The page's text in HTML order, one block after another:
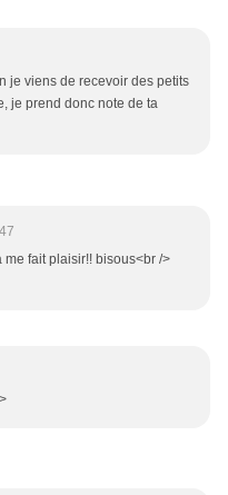
je viens de recevoir des petits
je prend donc note de ta
me fait plaisir!! bisous<br />